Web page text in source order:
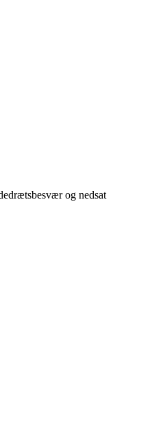
og nedsat